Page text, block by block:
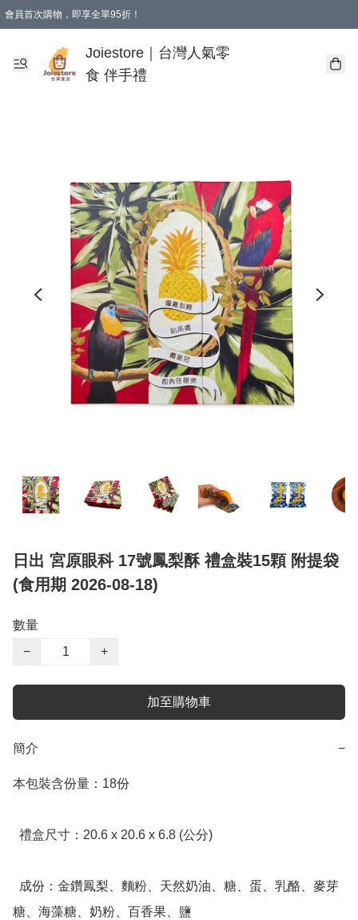
會員首次購物，即享全單95折！
購物滿 HKD 350.00即享免運費優惠！（適用於 本地送貨、本地取貨 )
Joiestore｜台灣人氣零
食 伴手禮
日出 宮原眼科 17號鳳梨酥 禮盒裝15顆 附提袋
(食用期 2026-08-18)
數量
−
+
加至購物車
簡介 −
本包裝含份量：18份
糖、海藻糖、奶粉、百香果、鹽